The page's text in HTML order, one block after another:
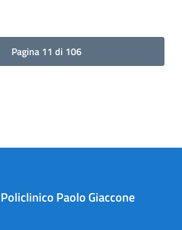
Pagina 11 di 106
Policlinico Paolo Giaccone